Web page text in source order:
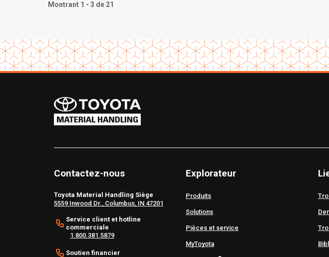
Montrant 1 - 3 de 21
Contactez-nous
Toyota Material Handling Siège
5559 Inwood Dr., Columbus, IN 47201
Service client et hotline
commerciale
1.800.381.5879
Soutien financier
Explorateur
Produits
Solutions
Pièces et service
MyToyota